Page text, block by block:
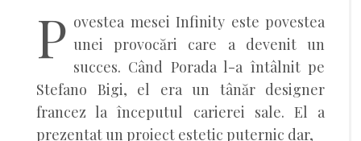
P ovestea mesei Infinity este povestea
unei provocări care a devenit un
succes. Când Porada l-a întâlnit pe
Stefano Bigi, el era un tânăr designer
francez la începutul carierei sale. El a
prezentat un proiect estetic puternic dar,